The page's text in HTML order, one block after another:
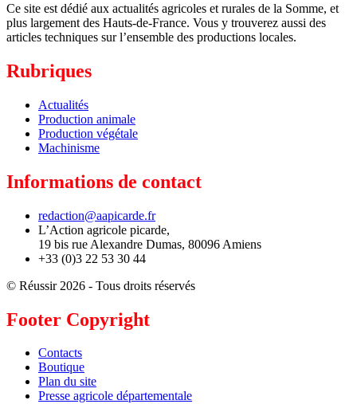
Ce site est dédié aux actualités agricoles et rurales de la Somme, et
plus largement des Hauts-de-France. Vous y trouverez aussi des
articles techniques sur l’ensemble des productions locales.
Rubriques
Actualités
Production animale
Production végétale
Machinisme
Informations de contact
redaction@aapicarde.fr
L’Action agricole picarde,
19 bis rue Alexandre Dumas, 80096 Amiens
+33 (0)3 22 53 30 44
© Réussir 2026 - Tous droits réservés
Footer Copyright
Contacts
Boutique
Plan du site
Presse agricole départementale